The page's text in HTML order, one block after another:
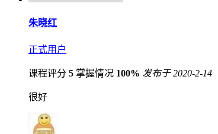
朱晓红
正式用户
课程评分 5 掌握情况 100% 发布于 2020-2-14
很好